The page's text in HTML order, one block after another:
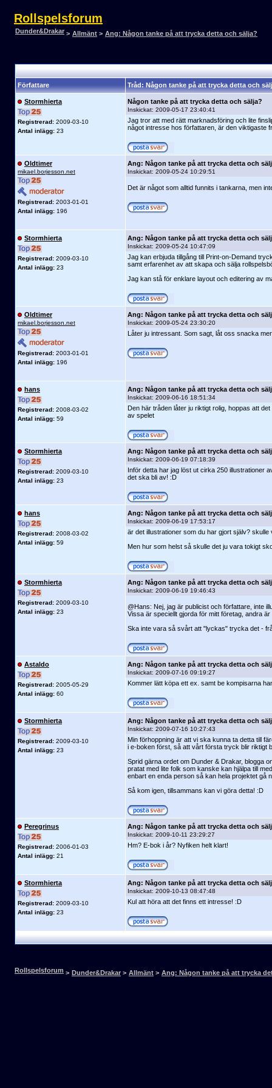
Rollspelsforum
Dunder&Drakar > Allmänt > Ang: Någon tanke på att trycka detta och sälja?
Författare Tråd: Någon tanke på att trycka detta och
Stormhierta
Registrerad: 2009-03-10
Antal inlägg: 23
Någon tanke på att trycka detta och sälja?
Inskickat: 2009-05-17 23:40:41
Jag tror att med rätt marknadsföring och lite
något intresse hos författaren, är den viktigaste
Oldtimer
mikael.borjesson.net
Registrerad: 2003-01-01
Antal inlägg: 196
Ang: Någon tanke på att trycka detta och
Inskickat: 2009-05-24 10:29:51
Det är något som alltid funnits i tankarna, men
Stormhierta
Registrerad: 2009-03-10
Antal inlägg: 23
Ang: Någon tanke på att trycka detta och
Inskickat: 2009-05-24 10:47:09
Jag kan erbjuda tillgång till Print-on-Demand
samt erfarenhet av att skapa och sälja
Jag kan stå för enklare layout och editering av
Oldtimer
mikael.borjesson.net
Registrerad: 2003-01-01
Antal inlägg: 196
Ang: Någon tanke på att trycka detta och
Inskickat: 2009-05-24 23:30:20
Låter ju intressant. Som sagt, låt oss snacka
hans
Registrerad: 2008-03-02
Antal inlägg: 59
Ang: Någon tanke på att trycka detta och
Inskickat: 2009-06-16 18:51:34
Den här tråden låter ju riktigt rolig, hoppas att
av spelet
Stormhierta
Registrerad: 2009-03-10
Antal inlägg: 23
Ang: Någon tanke på att trycka detta och
Inskickat: 2009-06-19 07:18:39
Inför detta har jag löst ut cirka 250 illustrationer
det ska bli av! :D
hans
Registrerad: 2008-03-02
Antal inlägg: 59
Ang: Någon tanke på att trycka detta och
Inskickat: 2009-06-19 17:53:17
är det illustrationer som du har gjort själv?
Men hur som helst så skulle det ju vara tokigt
Stormhierta
Registrerad: 2009-03-10
Antal inlägg: 23
Ang: Någon tanke på att trycka detta och
Inskickat: 2009-06-19 19:46:43
@Hans: Nej, jag är publicist och författare, inte
Vissa är speciellt gjorda för mitt företag, andra
Ska inte vara så svårt att "lyckas" trycka det -
Astaldo
Registrerad: 2005-05-29
Antal inlägg: 60
Ang: Någon tanke på att trycka detta och
Inskickat: 2009-07-16 09:19:27
Kommer lätt köpa ett ex. samt be kompisarna
Stormhierta
Registrerad: 2009-03-10
Antal inlägg: 23
Ang: Någon tanke på att trycka detta och
Inskickat: 2009-07-16 10:27:43
Min förhoppning är att vi ska kunna ta detta till
i e-boken först, så att vårt första tryck blir riktigt
Sprid gärna ordet om Dunder & Drakar, blogga
pratat med lite folk som kanske kan hjälpa till
enbart en enda person så kan hela projektet gå
Så kom igen, tillsammans kan vi göra detta! :D
Peregrinus
Registrerad: 2006-01-03
Antal inlägg: 21
Ang: Någon tanke på att trycka detta och
Inskickat: 2009-10-11 23:29:27
Hm? E-bok i år? Nyfiken helt klart!
Stormhierta
Registrerad: 2009-03-10
Antal inlägg: 23
Ang: Någon tanke på att trycka detta och
Inskickat: 2009-10-13 08:47:48
Kul att höra att det finns ett intresse! :D
Rollspelsforum > Dunder&Drakar > Allmänt > Ang: Någon tanke på att trycka